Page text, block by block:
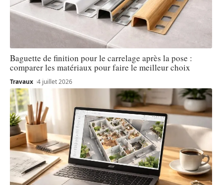
Baguette de finition pour le carrelage après la pose :
comparer les matériaux pour faire le meilleur choix
Travaux 4 juillet 2026